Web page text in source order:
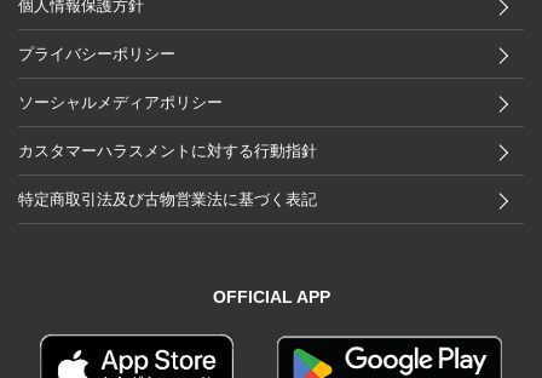
個人情報保護方針
プライバシーポリシー
ソーシャルメディアポリシー
カスタマーハラスメントに対する行動指針
特定商取引法及び古物営業法に基づく表記
OFFICIAL APP